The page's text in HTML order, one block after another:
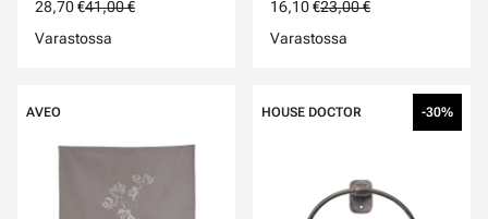
28,70 €41,00 €
Varastossa
16,10 €23,00 €
Varastossa
AVEO HOUSE DOCTOR -30%